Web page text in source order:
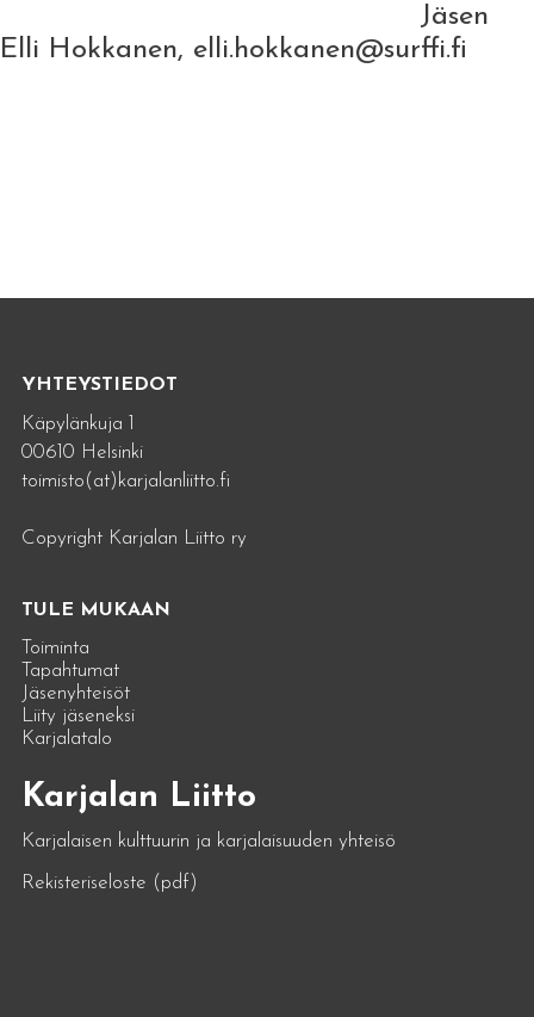
Jäsen
Elli Hokkanen, elli.hokkanen@surffi.fi
YHTEYSTIEDOT
Käpylänkuja 1
00610 Helsinki
toimisto(at)karjalanliitto.fi
Copyright Karjalan Liitto ry
TULE MUKAAN
Toiminta
Tapahtumat
Jäsenyhteisöt
Liity jäseneksi
Karjalatalo
Karjalan Liitto
Karjalaisen kulttuurin ja karjalaisuuden yhteisö
Rekisteriseloste (pdf)